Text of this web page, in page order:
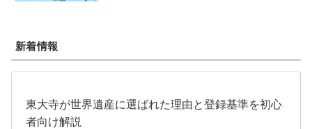
新着情報
東大寺が世界遺産に選ばれた理由と登録基準を初心
者向け解説